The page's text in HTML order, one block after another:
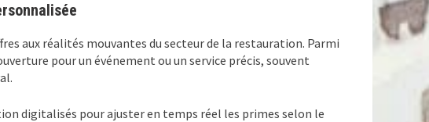
aux réalités mouvantes du secteur de la restauration. Parmi
pour un événement ou un service précis, souvent
digitalisés pour ajuster en temps réel les primes selon le